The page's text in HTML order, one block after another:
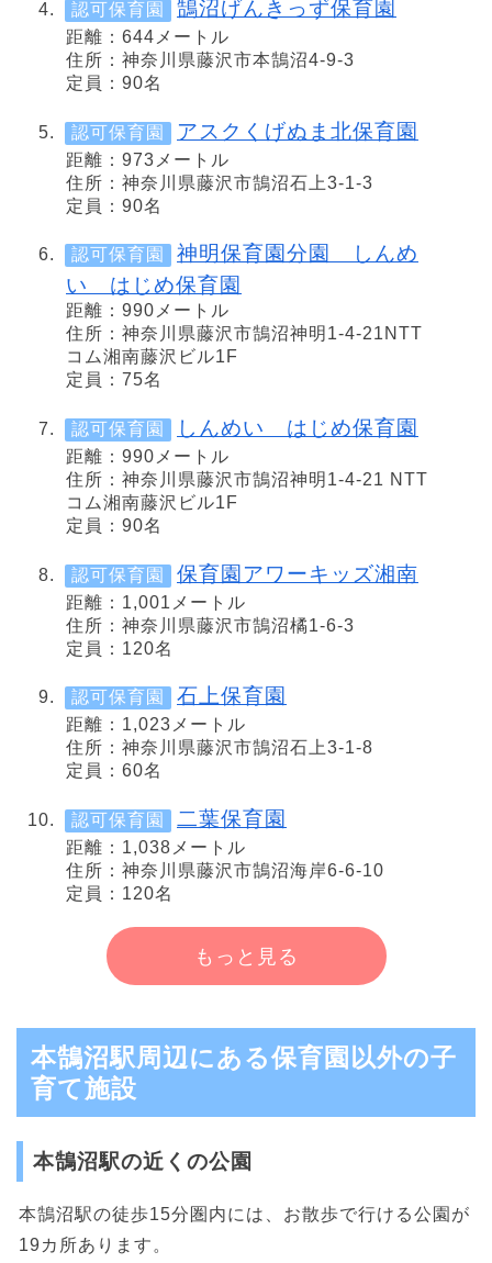
認可保育園 鵠沼げんきっず保育園
距離：644メートル
住所：神奈川県藤沢市本鵠沼4-9-3
定員：90名
認可保育園 アスクくげぬま北保育園
距離：973メートル
住所：神奈川県藤沢市鵠沼石上3-1-3
定員：90名
認可保育園
神明保育園分園 しんめ
い はじめ保育園
距離：990メートル
住所：神奈川県藤沢市鵠沼神明1-4-21NTT
コム湘南藤沢ビル1F
定員：75名
認可保育園 しんめい はじめ保育園
距離：990メートル
住所：神奈川県藤沢市鵠沼神明1-4-21 NTT
コム湘南藤沢ビル1F
定員：90名
認可保育園 保育園アワーキッズ湘南
距離：1,001メートル
住所：神奈川県藤沢市鵠沼橘1-6-3
定員：120名
認可保育園 石上保育園
距離：1,023メートル
住所：神奈川県藤沢市鵠沼石上3-1-8
定員：60名
認可保育園 二葉保育園
距離：1,038メートル
住所：神奈川県藤沢市鵠沼海岸6-6-10
定員：120名
もっと見る
本鵠沼駅周辺にある保育園以外の子
育て施設
本鵠沼駅の近くの公園
本鵠沼駅の徒歩15分圏内には、お散歩で行ける公園が
19カ所あります。